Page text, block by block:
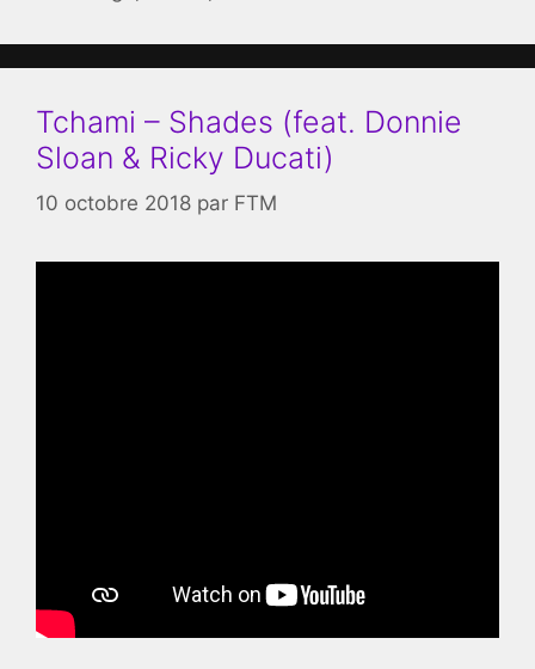
Tchami – Shades (feat. Donnie
Sloan & Ricky Ducati)
10 octobre 2018 par FTM